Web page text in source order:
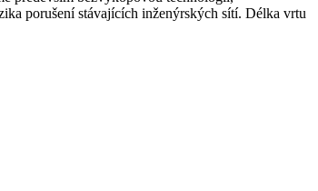
porušení stávajících inženýrských sítí. Délka vrtu